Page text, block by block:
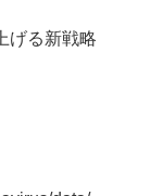
げる新戦略